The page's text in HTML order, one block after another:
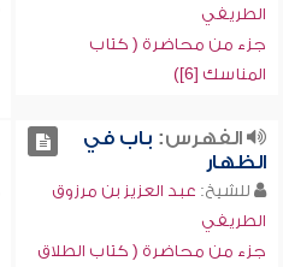
الطريفي
جزء من محاضرة ( كتاب
المناسك [6])
الفهرس: باب في
الظهار
للشيخ: عبد العزيز بن مرزوق
الطريفي
جزء من محاضرة ( كتاب الطلاق